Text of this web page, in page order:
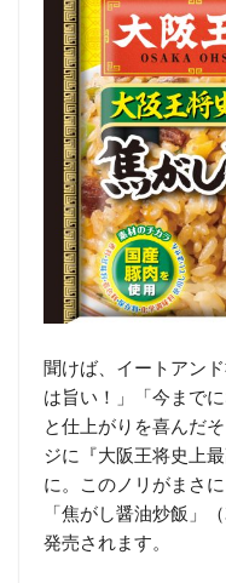
聞けば、イートアン
は旨い！」「今まで
と仕上がりを喜んだ
ジに『大阪王将史上
に。このノリがまさ
「焦がし醤油炒飯」
発売されます。